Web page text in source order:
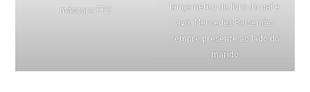
máscara FP2
lançamento do livro do pai e
avô. Mercedes Balsemão
sempre presente ao lado do
marido